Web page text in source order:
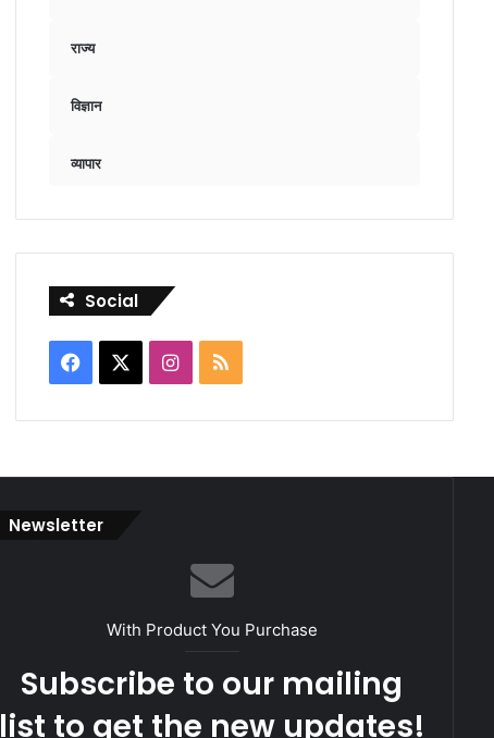
राज्य
विज्ञान
व्यापार
Social
Facebook Instagram
RSS
Newsletter
With Product You Purchase
Subscribe to our mailing
list to get the new updates!